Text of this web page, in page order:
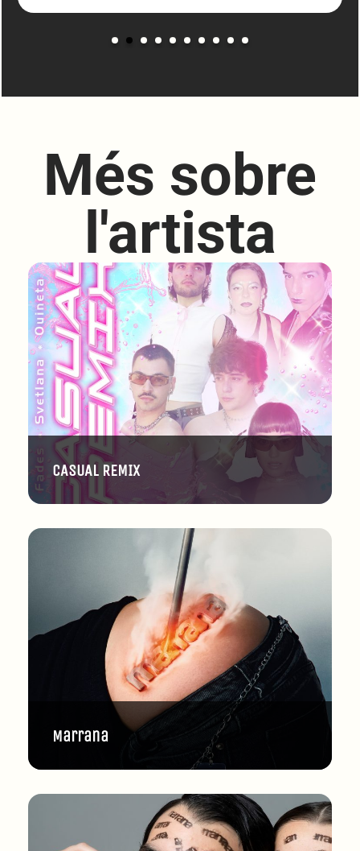
Més sobre
l'artista
CASUAL REMIX
Marrana